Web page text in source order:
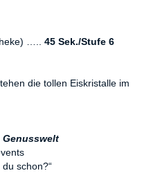
….. 45 Sek./Stufe 6
die tollen Eiskristalle im
Genusswelt
schon?“